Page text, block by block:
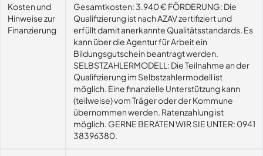
Kosten und
Hinweise zur
Finanzierung
Gesamtkosten: 3.940 € FÖRDERUNG: Die
Qualifizierung ist nach AZAV zertifiziert und
erfüllt damit anerkannte Qualitätsstandards. Es
kann über die Agentur für Arbeit ein
Bildungsgutschein beantragt werden.
SELBSTZAHLERMODELL: Die Teilnahme an der
Qualifizierung im Selbstzahlermodell ist
möglich. Eine finanzielle Unterstützung kann
(teilweise) vom Träger oder der Kommune
übernommen werden. Ratenzahlung ist
möglich. GERNE BERATEN WIR SIE UNTER: 0941
38396380.